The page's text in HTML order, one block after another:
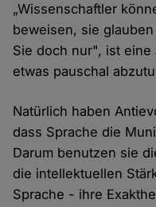
„Wissenschaftler
beweisen, sie
Sie doch nur", ist
etwas pauschal
Natürlich haben
dass Sprache die
Darum benutzen sie
die intellektuellen
Sprache - ihre